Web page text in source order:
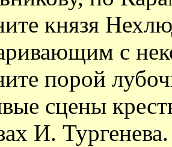
князя
с
порой
сцены
И.